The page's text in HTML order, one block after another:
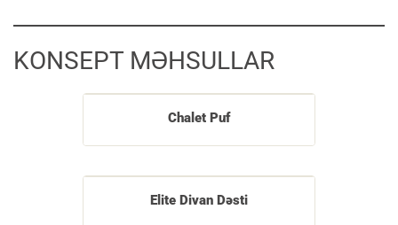
KONSEPT MƏHSULLAR
Chalet Puf
Elite Divan Dəsti